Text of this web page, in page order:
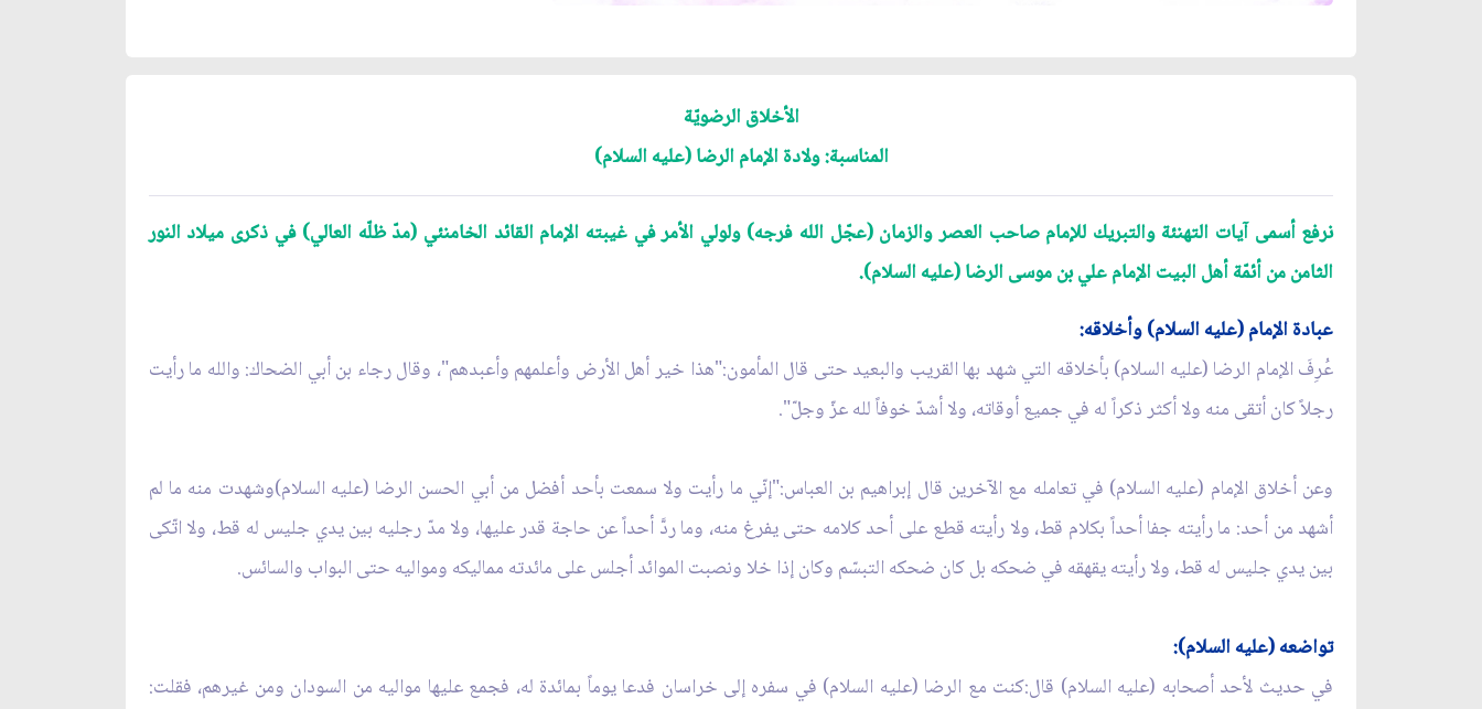
الأخلاق الرضويّة
المناسبة: ولادة الإمام الرضا (عليه السلام)
نرفع أسمى آيات التهنئة والتبريك للإمام صاحب العصر والزمان (عجّل الله فرجه) ولولي الأمر في غيبته الإمام القائد الخامنئي (مدّ ظلّه العالي) في ذكرى ميلاد النور
الثامن من أئمّة أهل البيت الإمام علي بن موسى الرضا (عليه السلام).
عبادة الإمام (عليه السلام) وأخلاقه:
عُرِفَ الإمام الرضا (عليه السلام) بأخلاقه التي شهد بها القريب والبعيد حتى قال المأمون:"هذا خير أهل الأرض وأعلمهم وأعبدهم"، وقال رجاء بن أبي الضحاك: والله ما رأيت
رجلاً كان أتقى منه ولا أكثر ذكراً له في جميع أوقاته، ولا أشدّ خوفاً لله عزّ وجلّ".
وعن أخلاق الإمام (عليه السلام) في تعامله مع الآخرين قال إبراهيم بن العباس:"إنّي ما رأيت ولا سمعت بأحد أفضل من أبي الحسن الرضا (عليه السلام)وشهدت منه ما لم
أشهد من أحد: ما رأيته جفا أحداً بكلام قط، ولا رأيته قطع على أحد كلامه حتى يفرغ منه، وما ردَّ أحداً عن حاجة قدر عليها، ولا مدّ رجليه بين يدي جليس له قط، ولا اتّكى
بين يدي جليس له قط، ولا رأيته يقهقه في ضحكه بل كان ضحكه التبسّم وكان إذا خلا ونصبت الموائد أجلس على مائدته مماليكه ومواليه حتى البواب والسائس.
تواضعه (عليه السلام):
في حديث لأحد أصحابه (عليه السلام) قال:كنت مع الرضا (عليه السلام) في سفره إلى خراسان فدعا يوماً بمائدة له، فجمع عليها مواليه من السودان ومن غيرهم، فقلت: